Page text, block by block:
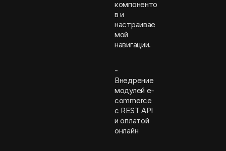
компоненто
в и
настраивае
мой
навигации.
-
Внедрение
модулей e-
commerce
с REST API
и оплатой
онлайн